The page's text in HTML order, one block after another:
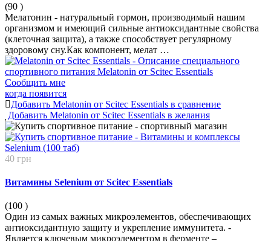
(90 )
Мелатонин - натуральный гормон, производимый нашим
организмом и имеющий сильные антиоксидантные свойства
(клеточная защита), а также способствует регулярному
здоровому сну.Как компонент, мелат …
Сообщить мне
когда появится
Добавить Melatonin от Scitec Essentials в сравнение
Добавить Melatonin от Scitec Essentials в желания
40 грн
Витамины Selenium от Scitec Essentials
(100 )
Один из самых важных микроэлементов, обеспечивающих
антиоксидантную защиту и укрепление иммунитета. -
Является ключевым микроэлементом в ферменте –